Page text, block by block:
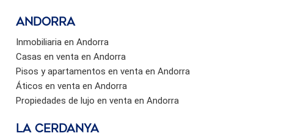
Andorra
Inmobiliaria en Andorra
Casas en venta en Andorra
Pisos y apartamentos en venta en Andorra
Áticos en venta en Andorra
Propiedades de lujo en venta en Andorra
La Cerdanya